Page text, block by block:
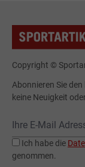
Copyright ©
Abonnieren Sie
keine Neuigkeit
Ich habe die
genommen.